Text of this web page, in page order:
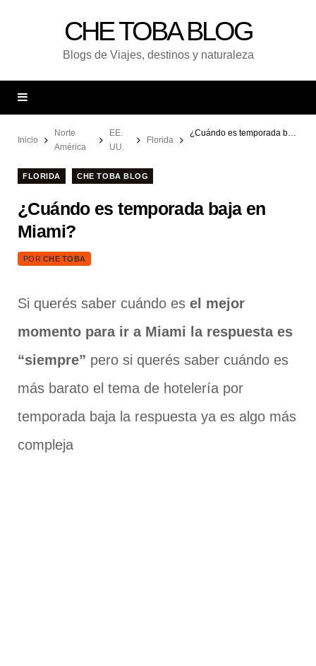
CHE TOBA BLOG
Blogs de Viajes, destinos y naturaleza
Inicio
Norte
América
EE.
UU.
Florida
¿Cuándo es temporada baja en Miami?
FLORIDA CHE TOBA BLOG
¿Cuándo es temporada baja en
Miami?
POR CHE TOBA
Si querés saber cuándo es el mejor
momento para ir a Miami la respuesta es
“siempre” pero si querés saber cuándo es
más barato el tema de hotelería por
temporada baja la respuesta ya es algo más
compleja